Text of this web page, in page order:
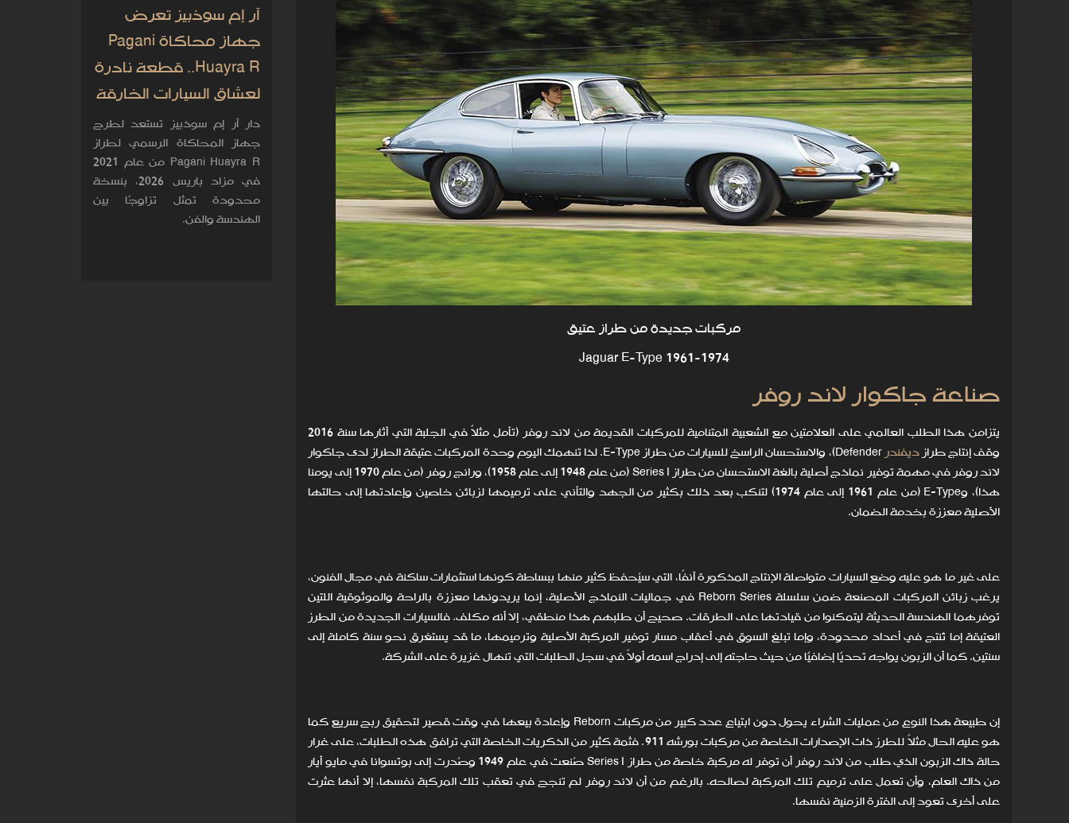
مركبات جديدة من طراز عتيق
Jaguar E-Type 1961-1974
صناعة جاكوار لاند روفر
يتزامن هذا الطلب العالمي على العلامتين مع الشعبية المتنامية للمركبات القديمة من لاند روفر (تأمل مثلاً في الجلبة التي أثارها سنة 2016
وقف إنتاج طرازديفندر
Defender)، والاستحسان الراسخ للسيارات من طراز E-Type. لذا تنهمك اليوم وحدة المركبات عتيقة الطراز لدى جاكوار
لاند روفر في مهمة توفير نماذج أصلية بالغة الاستحسان من طراز Series I (من عام 1948 إلى عام 1958)، ورانج روفر (من عام 1970 إلى يومنا
هذا)، وE-Type (من عام 1961 إلى عام 1974) لتنكب بعد ذلك بكثير من الجهد والتأني على ترميمها لزبائن خاصين وإعادتها إلى حالتها
الأصلية معززة بخدمة الضمان.
على غير ما هو عليه وضع السيارات متواصلة الإنتاج المذكورة آنفًا، التي سيُحفظ كثير منها ببساطة كونها استثمارات ساكنة في مجال الفنون،
يرغب زبائن المركبات المصنعة ضمن سلسلة Reborn Series في جماليات النماذج الأصلية، إنما يريدونها معززة بالراحة والموثوقية اللتين
توفرهما الهندسة الحديثة ليتمكنوا من قيادتها على الطرقات. صحيح أن طلبهم هذا منطقي، إلا أنه مكلف. فالسيارات الجديدة من الطرز
العتيقة إما تُنتج في أعداد محدودة، وإما تبلغ السوق في أعقاب مسار توفير المركبة الأصلية وترميمها، ما قد يستغرق نحو سنة كاملة إلى
سنتين. كما أن الزبون يواجه تحديًا إضافيًا من حيث حاجته إلى إدراج اسمه أولاً في سجل الطلبات التي تنهال غزيرة على الشركة.
إن طبيعة هذا النوع من عمليات الشراء يحول دون ابتياع عدد كبير من مركبات Reborn وإعادة بيعها في وقت قصير لتحقيق ربح سريع كما
هو عليه الحال مثلاً للطرز ذات الإصدارات الخاصة من مركبات بورشه 911. فثمة كثير من الذكريات الخاصة التي ترافق هذه الطلبات، على غرار
حالة ذاك الزبون الذي طلب من لاند روفر أن توفر له مركبة خاصة من طراز Series I صُنعت في عام 1949 وصُدرت إلى بوتسوانا في مايو أيار
من ذاك العام، وأن تعمل على ترميم تلك المركبة لصالحه. بالرغم من أن لاند روفر لم تنجح في تعقب تلك المركبة نفسها، إلا أنها عثرت
على أخرى تعود إلى الفترة الزمنية نفسها.
آر إم سوذبيز تعرض
جهاز محاكاة Pagani
Huayra R.. قطعة نادرة
لعشاق السيارات الخارقة
دار آر إم سوذبيز تستعد لطرح
جهاز المحاكاة الرسمي لطراز
Pagani Huayra R من عام 2021
في مزاد باريس 2026، بنسخة
محدودة تمثل تزاوجًا بين
الهندسة والفن.